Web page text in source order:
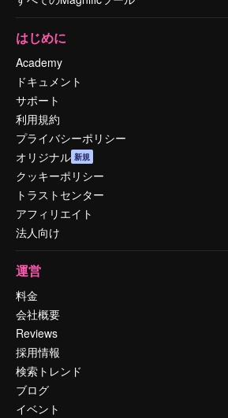
はじめに
Academy
ドキュメント
サポート
利用規約
プライバシーポリシー
オリジナル 新規
クッキーポリシー
トラストセンター
アフィリエイト
法人向け
運営
料金
会社概要
Reviews
採用情報
検索トレンド
ブログ
イベント